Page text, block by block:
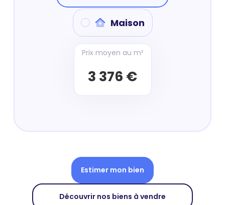
Maison
Prix moyen au m²
3 376 €
Estimer mon bien
Découvrir nos biens à vendre